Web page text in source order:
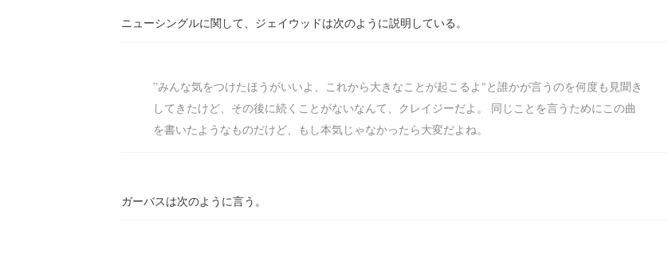
ニューシングルに関して、ジェイウッドは次のように説明している。
”みんな気をつけたほうがいいよ、これから大きなことが起こるよ"と誰かが言うのを何度も見聞き
してきたけど、その後に続くことがないなんて、クレイジーだよ。 同じことを言うためにこの曲
を書いたようなものだけど、もし本気じゃなかったら大変だよね。
ガーバスは次のように言う。